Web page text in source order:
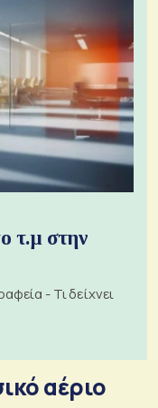
τ.μ στην
- Τι δείχνει
αέριο